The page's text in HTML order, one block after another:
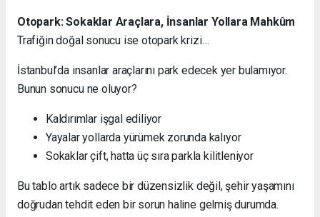
Otopark: Sokaklar Araçlara, İnsanlar Yollara Mahkûm
Trafiğin doğal sonucu ise otopark krizi…
İstanbul’da insanlar araçlarını park edecek yer bulamıyor.
Bunun sonucu ne oluyor?
Kaldırımlar işgal ediliyor
Yayalar yollarda yürümek zorunda kalıyor
Sokaklar çift, hatta üç sıra parkla kilitleniyor
Bu tablo artık sadece bir düzensizlik değil, şehir yaşamını
doğrudan tehdit eden bir sorun haline gelmiş durumda.